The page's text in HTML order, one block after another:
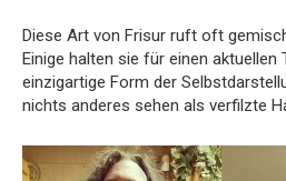
Diese Art von Frisur ruft oft
Einige halten sie für einen aktuellen
einzigartige Form der
nichts anderes sehen als verfilzte